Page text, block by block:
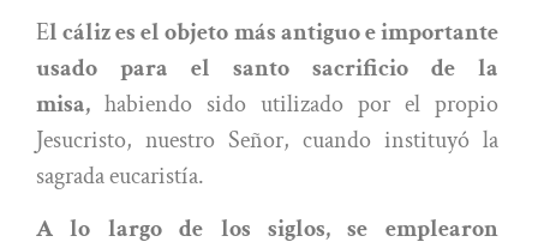
El cáliz es el objeto más antiguo e importante
usado para el santo sacrificio de la
misa, habiendo sido utilizado por el propio
Jesucristo, nuestro Señor, cuando instituyó la
sagrada eucaristía.
A lo largo de los siglos, se emplearon